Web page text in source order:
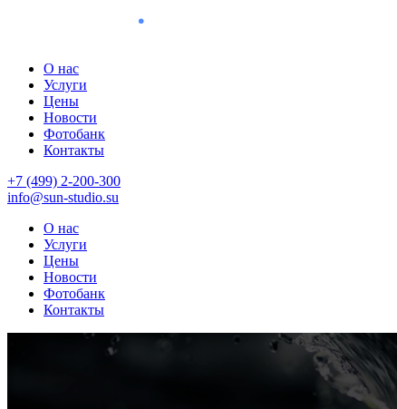
О нас
Услуги
Цены
Новости
Фотобанк
Контакты
+7 (499) 2-200-300
info@sun-studio.su
О нас
Услуги
Цены
Новости
Фотобанк
Контакты